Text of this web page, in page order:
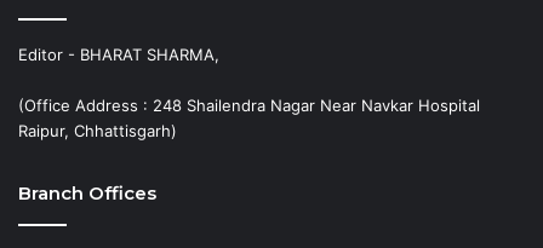
Editor - BHARAT SHARMA,
(Office Address : 248 Shailendra Nagar Near Navkar Hospital
Raipur, Chhattisgarh)
Branch Offices